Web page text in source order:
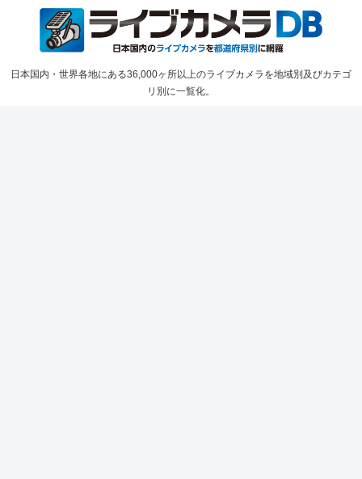
日本国内・世界各地にある36,000ヶ所以上のライブカメラを地域別及びカテゴ
リ別に一覧化。